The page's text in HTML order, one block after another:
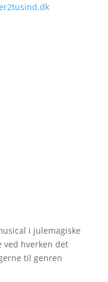
i julemagiske
ved hverken det
til genren